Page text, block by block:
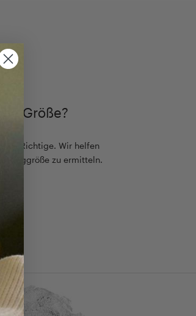
Größe?
Richtige. Wir helfen
Ringgröße zu ermitteln.